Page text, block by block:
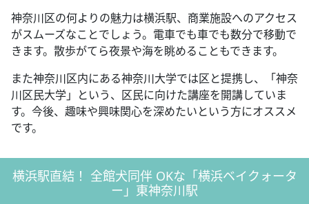
神奈川区の何よりの魅力は横浜駅、商業施設へのアクセス
がスムーズなことでしょう。電車でも車でも数分で移動で
きます。散歩がてら夜景や海を眺めることもできます。
また神奈川区内にある神奈川大学では区と提携し、「神奈
川区民大学」という、区民に向けた講座を開講していま
す。今後、趣味や興味関心を深めたいという方にオススメ
です。
横浜駅直結！ 全館犬同伴 OKな「横浜ベイクォータ
ー」東神奈川駅